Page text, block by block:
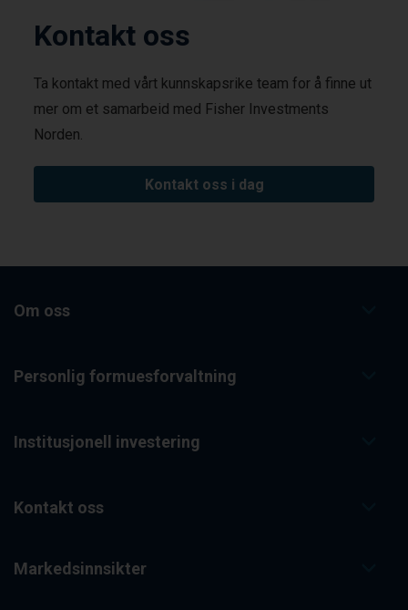
Kontakt oss
Ta kontakt med vårt kunnskapsrike team for å finne ut
mer om et samarbeid med Fisher Investments
Norden.
Kontakt oss i dag
Om oss
Personlig formuesforvaltning
Institusjonell investering
Kontakt oss
Markedsinnsikter